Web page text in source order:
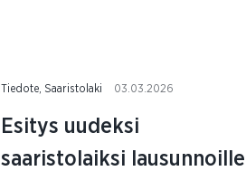
Tiedote, Saaristolaki 03.03.2026
Esitys uudeksi
saaristolaiksi lausunnoille